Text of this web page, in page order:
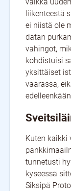
liikenteestä
ei niistä ole
datan
vahingot,
kohdistuisi
yksittäiset
vaarassa,
Kuten kaikki
tunnetusti
kyseessä
Siksipä